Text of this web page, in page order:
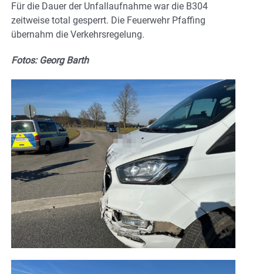
Für die Dauer der Unfallaufnahme war die B304
zeitweise total gesperrt. Die Feuerwehr Pfaffing
übernahm die Verkehrsregelung.
Fotos: Georg Barth